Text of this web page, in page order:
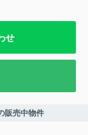
せ
販売中物件